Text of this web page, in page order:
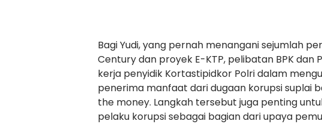
Bagi Yudi, yang pernah menangani sejumlah
Century dan proyek E-KTP, pelibatan BPK dan
kerja penyidik Kortastipidkor Polri dalam
penerima manfaat dari dugaan korupsi suplai
the money. Langkah tersebut juga penting
pelaku korupsi sebagai bagian dari upaya